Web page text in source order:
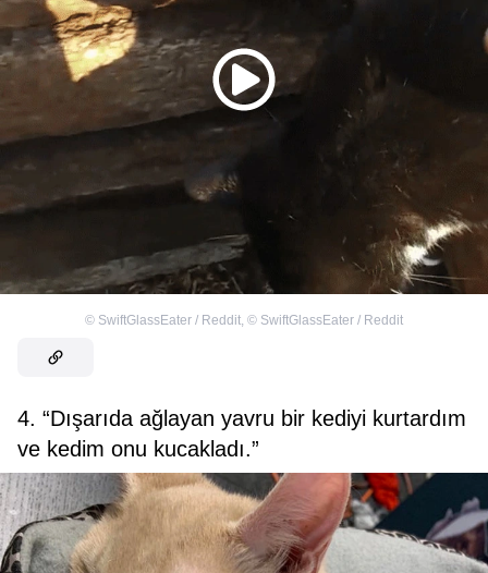
© SwiftGlassEater / Reddit © SwiftGlassEater / Reddit
4. “Dışarıda ağlayan yavru bir kediyi kurtardım
ve kedim onu kucakladı.”